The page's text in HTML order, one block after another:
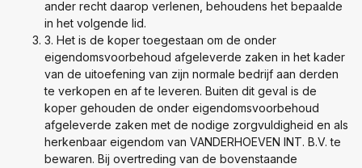
ander recht daarop verlenen, behoudens het bepaalde
in het volgende lid.
3. Het is de koper toegestaan om de onder
eigendomsvoorbehoud afgeleverde zaken in het kader
van de uitoefening van zijn normale bedrijf aan derden
te verkopen en af te leveren. Buiten dit geval is de
koper gehouden de onder eigendomsvoorbehoud
afgeleverde zaken met de nodige zorgvuldigheid en als
herkenbaar eigendom van VANDERHOEVEN INT. B.V. te
bewaren. Bij overtreding van de bovenstaande